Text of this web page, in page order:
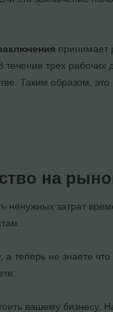
принимает
течение трех
Таким образом,
на
ненужных затрат
а теперь не знаете
вашему бизнесу.